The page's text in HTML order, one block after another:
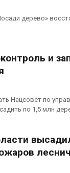
дерево»
и
Нацсовет по
по 1,5 млн
систему сбора
продолжают
отслеживать
Минприроды